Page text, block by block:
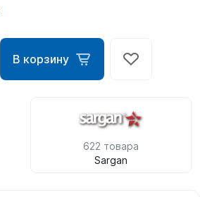
В корзину
622 товара
Sargan